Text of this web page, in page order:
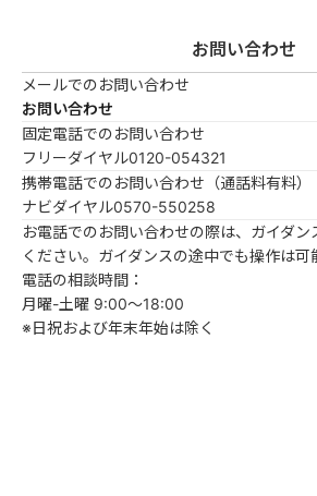
お問い合わせ
メールでのお問い合わせ
お問い合わせ
固定電話でのお問い合わせ
フリーダイヤル0120-054321
携帯電話でのお問い合わせ（通話料有料）
ナビダイヤル0570-550258
お電話でのお問い合わせの際は、ガイダ
ください。ガイダンスの途中でも操作は可
電話の相談時間：
月曜-土曜 9:00～18:00
※日祝および年末年始は除く